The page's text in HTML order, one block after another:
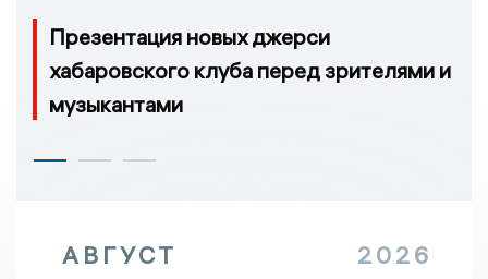
Презентация новых джерси
хабаровского клуба перед зрителями и
музыкантами
АВГУСТ 2026